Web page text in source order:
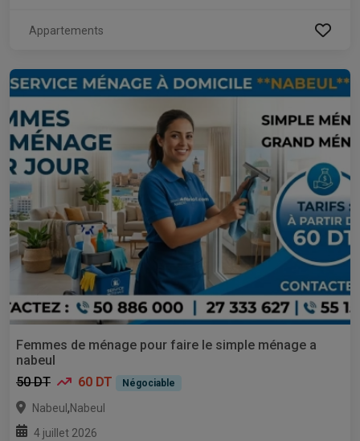
Appartements
Femmes de ménage pour faire le simple ménage a
nabeul
50 DT
60 DT Négociable
Nabeul ,Nabeul
4 juillet 2026